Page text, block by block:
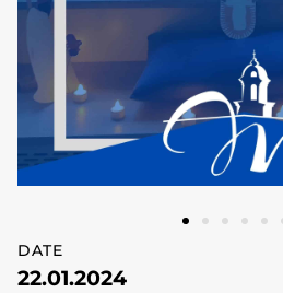
DATE
22.01.2024